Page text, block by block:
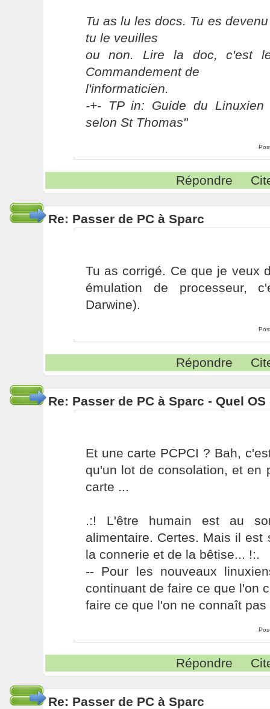
Tu as lu les docs. Tu es
tu le veuilles
ou non. Lire la doc, c'est
Commandement de
l'informaticien.
-+- TP in: Guide du Linuxien
selon St Thomas"
Répondre
Re: Passer de PC à Sparc
Tu as corrigé. Ce que je veux
émulation de processeur,
Darwine).
Répondre
Re: Passer de PC à Sparc - Quel
Et une carte PCPCI ? Bah,
qu'un lot de consolation, et en
carte ...
.:! L'être humain est au
alimentaire. Certes. Mais il est
la connerie et de la bêtise... !:.
-- Pour les nouveaux
continuant de faire ce que l'on
faire ce que l'on ne connaît pas
Répondre
Re: Passer de PC à Sparc